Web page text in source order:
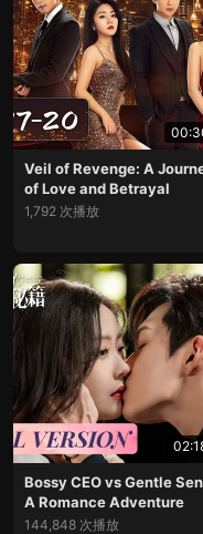
Veil of Revenge: A
of Love and Betrayal
1,792 次播放
Bossy CEO vs Gentle
A Romance Adventure
144,848 次播放